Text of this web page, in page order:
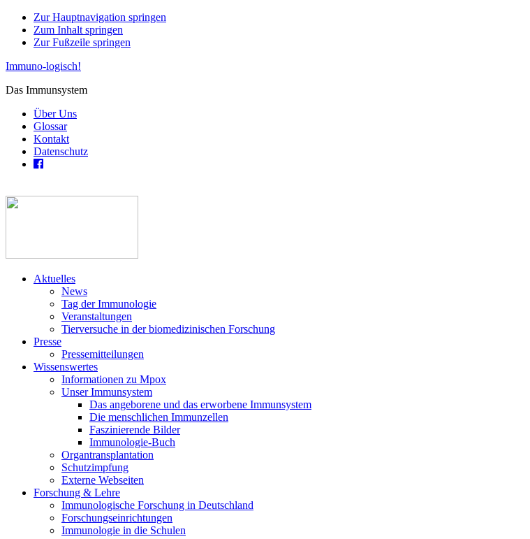
Zur Hauptnavigation springen
Zum Inhalt springen
Zur Fußzeile springen
Immuno-logisch!
Das Immunsystem
Über Uns
Glossar
Kontakt
Datenschutz
Aktuelles
News
Tag der Immunologie
Veranstaltungen
Tierversuche in der biomedizinischen Forschung
Presse
Pressemitteilungen
Wissenswertes
Informationen zu Mpox
Unser Immunsystem
Das angeborene und das erworbene Immunsystem
Die menschlichen Immunzellen
Faszinierende Bilder
Immunologie-Buch
Organtransplantation
Schutzimpfung
Externe Webseiten
Forschung & Lehre
Immunologische Forschung in Deutschland
Forschungseinrichtungen
Immunologie in die Schulen